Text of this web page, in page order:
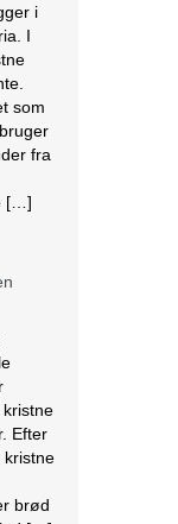
i
I
som
fra
[…]
Efter
kristne
brød